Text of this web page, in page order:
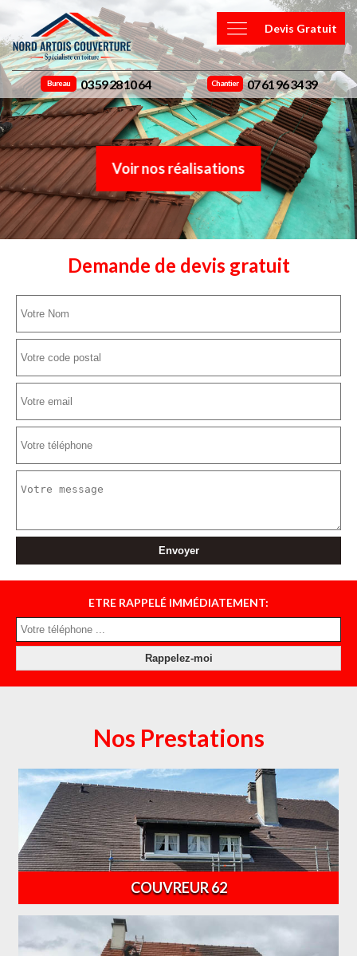
Devis Gratuit
Bureau 03 59 28 10 64 Chantier 07 61 96 34 39
Voir nos réalisations
Demande de devis gratuit
ETRE RAPPELÉ IMMÉDIATEMENT:
Nos Prestations
COUVREUR 62